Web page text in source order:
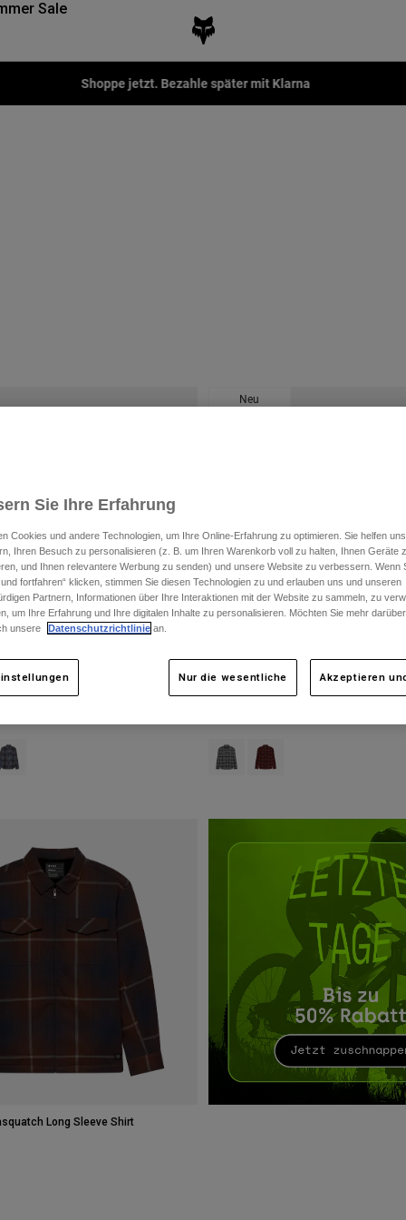
Sale
Fox LAB Capsule Collection -Jetzt kaufen
Flanellhemd
of Cognac Grün.
type of Dunkelbraun.
swatch type of Dunkles Schattengrau.
Neu
Product swatch type of Stahlgrau.
Product swatch type of
Long Sleeve Shirt
of Dunkelbraun.
type of Dunkles Schattengrau.
Sie Ihre Erfahrung
Cookies und andere Technologien, um Ihre Online-Erfahrung zu optimieren. Sie helfen
Ihren Besuch zu personalisieren (z. B. um Ihren Warenkorb voll zu halten, Ihnen Geräte
und Ihnen relevantere Werbung zu senden) und unsere Website zu verbessern. Wenn
fortfahren“ klicken, stimmen Sie diesen Technologien zu und erlauben uns und unseren
Partnern, Informationen über Ihre Interaktionen mit der Website zu sammeln, zu
um Ihre Erfahrung und Ihre digitalen Inhalte zu personalisieren. Möchten Sie mehr
unsere
Datenschutzrichtlinie an.
Nur die wesentliche Akzeptieren